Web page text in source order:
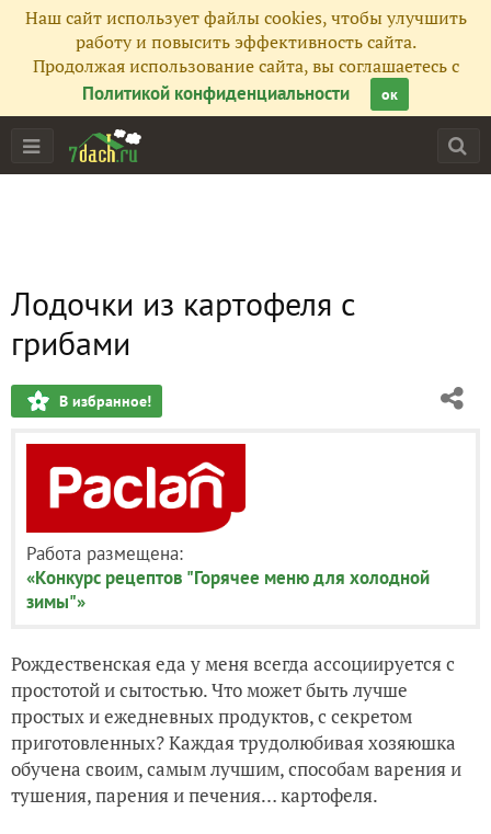
Наш сайт использует файлы cookies, чтобы улучшить
работу и повысить эффективность сайта.
Продолжая использование сайта, вы соглашаетесь с
Политикой конфиденциальности
ок
Лодочки из картофеля с
грибами
В избранное!
Работа размещена:
«Конкурс рецептов "Горячее меню для холодной
зимы"»
Рождественская еда у меня всегда ассоциируется с
простотой и сытостью. Что может быть лучше
простых и ежедневных продуктов, с секретом
приготовленных? Каждая трудолюбивая хозяюшка
обучена своим, самым лучшим, способам варения и
тушения, парения и печения… картофеля.